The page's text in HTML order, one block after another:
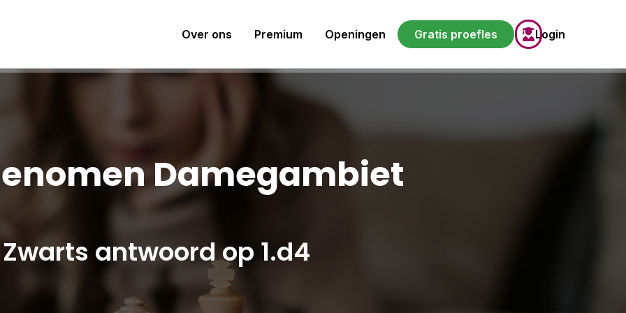
Over ons Premium Openingen Gratis proefles Login
Damegambiet
Zwarts antwoord op 1.d4